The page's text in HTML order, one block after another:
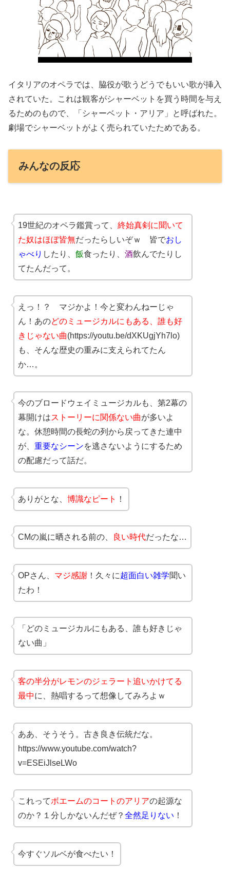
イタリアのオペラでは、脇役が歌うどうでもいい歌が挿入
されていた。これは観客がシャーベットを買う時間を与え
るためのもので、「シャーベット・アリア」と呼ばれた。
劇場でシャーベットがよく売られていたためである。
みんなの反応
19世紀のオペラ鑑賞って、 終始真剣に聞いて
た奴はほぼ皆無だったらしいぞｗ 皆でおし
ゃべり したり、 飯食ったり、 酒飲んでたりし
てたんだって。
えっ！？ マジかよ！今と変わんねーじゃ
ん！あのどのミュージカルにもある、誰も好
きじゃない曲(https://youtu.be/dXKUgjYh7lo)
も、そんな歴史の重みに支えられてたん
か…。
今のブロードウェイミュージカルも、第2幕の
幕開けはストーリーに関係ない曲が多いよ
な。休憩時間の長蛇の列から戻ってきた連中
が、 重要なシーンを逃さないようにするため
の配慮だって話だ。
ありがとな、 博識なピート ！
CMの嵐に晒される前の、 良い時代だったな…
OPさん、 マジ感謝 ！久々に超面白い雑学聞い
たわ！
「どのミュージカルにもある、誰も好きじゃ
ない曲」
客の半分がレモンのジェラート追いかけてる
最中に、熱唱するって想像してみろよｗ
ああ、そうそう。古き良き伝統だな。
https://www.youtube.com/watch?
v=ESEiJlseLWo
これってボエームのコートのアリアの起源な
のか？１分しかないんだぜ？ 全然足りない ！
今すぐソルベが食べたい！